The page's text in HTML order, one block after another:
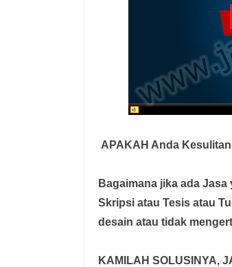
APAKAH Anda
Bagaimana jika ada
Skripsi atau Tesis atau
desain atau tidak
KAMILAH SOLUSINYA,